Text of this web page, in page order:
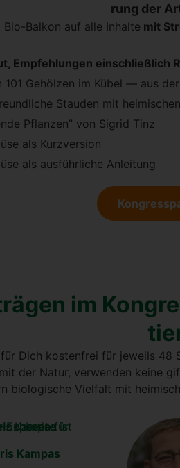
rung der
Bal­kon auf alle Inhal­te mit
Emp­feh­lun­gen ein­schließ­lich
101 Gehöl­zen im Kübel — aus
Stau­den mit
Pflan­zen” von Sig­rid Tinz
als Kurz­ver­si­on
als aus­führ­li­che Anlei­tung
im
Dich kos­ten­frei für jeweils
der Natur, ver­wen­den kei­ne
bio­lo­gi­sche Viel­falt mit
Kam­pas